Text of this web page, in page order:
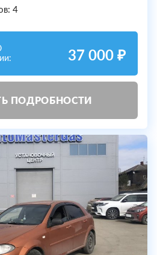
4
37 000 ₽
ПОДРОБНОСТИ